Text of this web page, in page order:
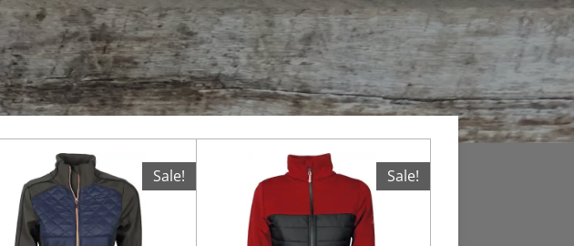
Sale! Sale!